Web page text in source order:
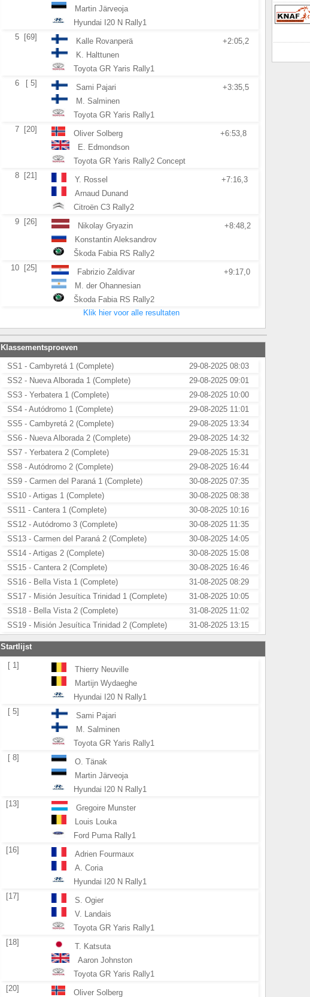
Martin Järveoja
Hyundai I20 N Rally1
5
[69] Kalle Rovanperä
+2:05,2
K. Halttunen
Toyota GR Yaris Rally1
6
[ 5] Sami Pajari
+3:35,5
M. Salminen
Toyota GR Yaris Rally1
7
[20] Oliver Solberg
+6:53,8
E. Edmondson
Toyota GR Yaris Rally2 Concept
8
[21] Y. Rossel
+7:16,3
Arnaud Dunand
Citroën C3 Rally2
9
[26] Nikolay Gryazin
+8:48,2
Konstantin Aleksandrov
Škoda Fabia RS Rally2
10
[25] Fabrizio Zaldivar
+9:17,0
M. der Ohannesian
Škoda Fabia RS Rally2
Klik hier voor alle resultaten
Klassementsproeven
SS1 - Cambyretá 1 (Complete)
29-08-2025 08:03
SS2 - Nueva Alborada 1 (Complete)
29-08-2025 09:01
SS3 - Yerbatera 1 (Complete)
29-08-2025 10:00
SS4 - Autódromo 1 (Complete)
29-08-2025 11:01
SS5 - Cambyretá 2 (Complete)
29-08-2025 13:34
SS6 - Nueva Alborada 2 (Complete)
29-08-2025 14:32
SS7 - Yerbatera 2 (Complete)
29-08-2025 15:31
SS8 - Autódromo 2 (Complete)
29-08-2025 16:44
SS9 - Carmen del Paraná 1 (Complete)
30-08-2025 07:35
SS10 - Artigas 1 (Complete)
30-08-2025 08:38
SS11 - Cantera 1 (Complete)
30-08-2025 10:16
SS12 - Autódromo 3 (Complete)
30-08-2025 11:35
SS13 - Carmen del Paraná 2 (Complete)
30-08-2025 14:05
SS14 - Artigas 2 (Complete)
30-08-2025 15:08
SS15 - Cantera 2 (Complete)
30-08-2025 16:46
SS16 - Bella Vista 1 (Complete)
31-08-2025 08:29
SS17 - Misión Jesuítica Trinidad 1 (Complete)
31-08-2025 10:05
SS18 - Bella Vista 2 (Complete)
31-08-2025 11:02
SS19 - Misión Jesuítica Trinidad 2 (Complete)
31-08-2025 13:15
Startlijst
[ 1]
Thierry Neuville
Martijn Wydaeghe
Hyundai I20 N Rally1
[ 5]
Sami Pajari
M. Salminen
Toyota GR Yaris Rally1
[ 8]
O. Tänak
Martin Järveoja
Hyundai I20 N Rally1
[13]
Gregoire Munster
Louis Louka
Ford Puma Rally1
[16]
Adrien Fourmaux
A. Coria
Hyundai I20 N Rally1
[17]
S. Ogier
V. Landais
Toyota GR Yaris Rally1
[18]
T. Katsuta
Aaron Johnston
Toyota GR Yaris Rally1
[20]
Oliver Solberg